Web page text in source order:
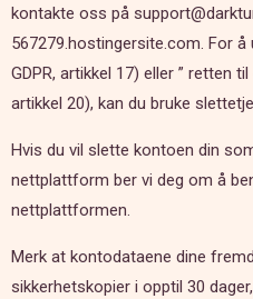
kontakte oss på
567279.hostingersite.com. For å
GDPR, artikkel 17) eller ” retten
artikkel 20), kan du bruke
Hvis du vil slette kontoen din
nettplattform ber vi deg om å
nettplattformen.
Merk at kontodataene dine
sikkerhetskopier i opptil 30